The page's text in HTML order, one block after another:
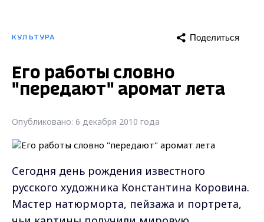
КУЛЬТУРА Поделиться
Его работы словно
"передают" аромат лета
Опубликовано: 6 декабря 2010 года
Сегодня день рождения известного
русского художника Константина Коровина.
Мастер натюрморта, пейзажа и портрета,